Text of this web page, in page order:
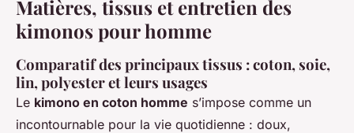
Matières, tissus et entretien des
kimonos pour homme
Comparatif des principaux tissus : coton, soie,
lin, polyester et leurs usages
Le kimono en coton homme s’impose comme un
incontournable pour la vie quotidienne : doux,